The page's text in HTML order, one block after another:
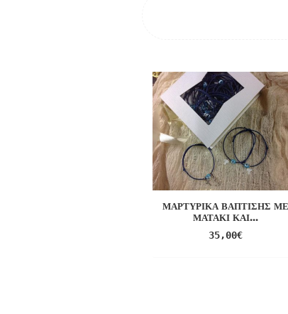
ΜΑΡΤΥΡΙΚΆ ΒΆΠΤΙΣΗΣ ΜΕ
ΜΑΤΆΚΙ ΚΑΙ...
35,00€